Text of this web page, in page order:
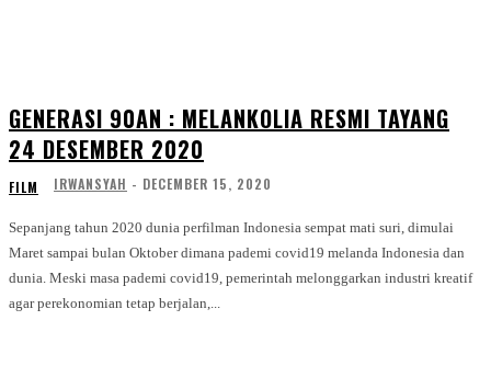
GENERASI 90AN : MELANKOLIA RESMI TAYANG
24 DESEMBER 2020
FILM IRWANSYAH - DECEMBER 15, 2020
Sepanjang tahun 2020 dunia perfilman Indonesia sempat mati suri, dimulai
Maret sampai bulan Oktober dimana pademi covid19 melanda Indonesia dan
dunia. Meski masa pademi covid19, pemerintah melonggarkan industri kreatif
agar perekonomian tetap berjalan,...